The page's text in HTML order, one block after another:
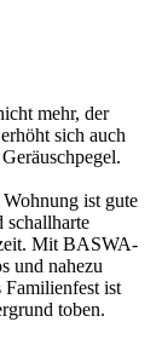
mehr, der
sich auch
ist gute
schallharte
Mit BASWA-
und nahezu
Familienfest ist
toben.